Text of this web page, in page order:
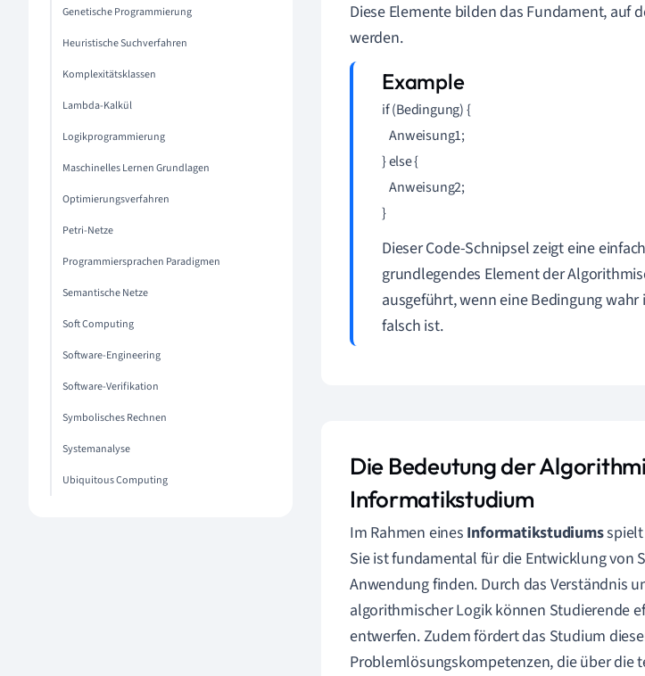
Genetische Programmierung
Heuristische Suchverfahren
Komplexitätsklassen
Lambda-Kalkül
Logikprogrammierung
Maschinelles Lernen Grundlagen
Optimierungsverfahren
Petri-Netze
Programmiersprachen Paradigmen
Semantische Netze
Soft Computing
Software-Engineering
Software-Verifikation
Symbolisches Rechnen
Systemanalyse
Ubiquitous Computing
Diese Elemente bilden das Fundament,
werden.
if (Bedingung) {
   Anweisung1;
} else {
   Anweisung2;
}
Dieser Code-Schnipsel zeigt eine
grundlegendes Element der
ausgeführt, wenn eine Bedingung
falsch ist.
Die Bedeutung der
Informatikstudium
Im Rahmen eines Informatikstudiumsspielt
Sie ist fundamental für die Entwicklung von
Anwendung finden. Durch das Verständnis
algorithmischer Logik können Studierende
entwerfen. Zudem fördert das Studium
Problemlösungskompetenzen, die über die